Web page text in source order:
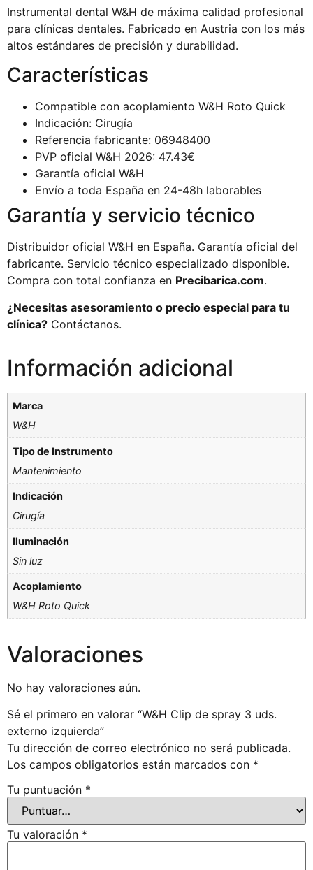
Instrumental dental W&H de máxima calidad profesional
para clínicas dentales. Fabricado en Austria con los más
altos estándares de precisión y durabilidad.
Características
Compatible con acoplamiento W&H Roto Quick
Indicación: Cirugía
Referencia fabricante: 06948400
PVP oficial W&H 2026: 47.43€
Garantía oficial W&H
Envío a toda España en 24-48h laborables
Garantía y servicio técnico
Distribuidor oficial W&H en España. Garantía oficial del
fabricante. Servicio técnico especializado disponible.
Compra con total confianza en Precibarica.com.
¿Necesitas asesoramiento o precio especial para tu
clínica? Contáctanos.
Información adicional
Marca
W&H
Tipo de Instrumento
Mantenimiento
Indicación
Cirugía
Iluminación
Sin luz
Acoplamiento
W&H Roto Quick
Valoraciones
No hay valoraciones aún.
Sé el primero en valorar “W&H Clip de spray 3 uds.
externo izquierda”
Tu dirección de correo electrónico no será publicada.
Los campos obligatorios están marcados con *
Tu puntuación *
Tu valoración *